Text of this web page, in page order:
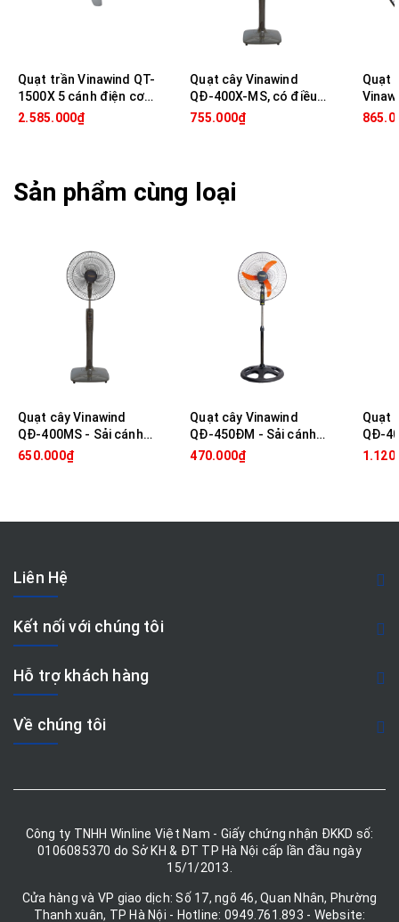
Quạt trần Vinawind QT-
1500X 5 cánh điện cơ
thống nhất, điều khiển
2.585.000₫
Quạt cây Vinawind
QĐ-400X-MS, có điều
khiển, Sải cánh 40cm
755.000₫
Quạt
có
Sản phẩm cùng loại
Quạt cây Vinawind
QĐ-400MS - Sải cánh
40cm
650.000₫
Quạt cây Vinawind
QĐ-450ĐM - Sải cánh
45cm
470.000₫
Quạt
QĐ-
từ xa,
Liên Hệ
Kết nối với chúng tôi
Hỗ trợ khách hàng
Về chúng tôi
Công ty TNHH Winline Việt Nam - Giấy chứng nhận ĐKKD số:
0106085370 do Sở KH & ĐT TP Hà Nội cấp lần đầu ngày
15/1/2013.
Cửa hàng và VP giao dịch: Số 17, ngõ 46, Quan Nhân, Phường
Thanh xuân, TP Hà Nội - Hotline: 0949.761.893 - Website: